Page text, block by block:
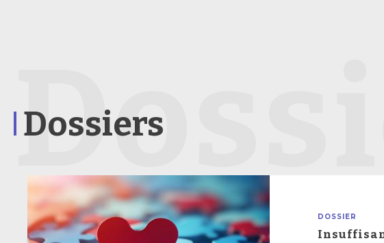
Dossiers
DOSSIER